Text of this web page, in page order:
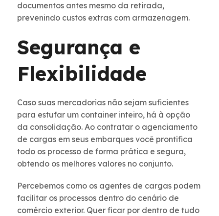
documentos antes mesmo da retirada,
prevenindo custos extras com armazenagem.
Segurança e
Flexibilidade
Caso suas mercadorias não sejam suficientes
para estufar um container inteiro, há à opção
da consolidação. Ao contratar o agenciamento
de cargas em seus embarques você prontifica
todo os processo de forma prática e segura,
obtendo os melhores valores no conjunto.
Percebemos como os agentes de cargas podem
facilitar os processos dentro do cenário de
comércio exterior. Quer ficar por dentro de tudo